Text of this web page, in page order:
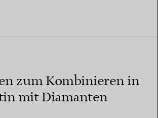
zum Kombinieren in
mit Diamanten